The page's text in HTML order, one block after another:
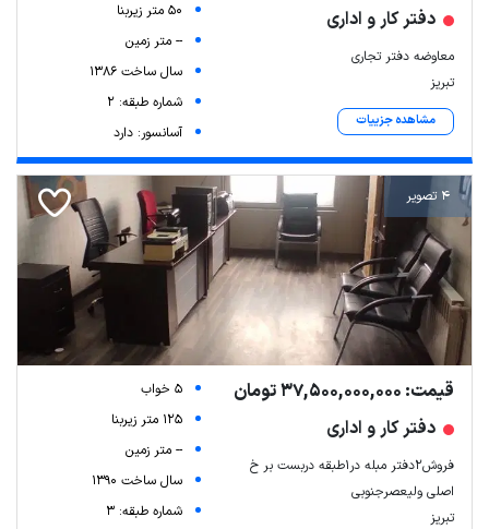
دفتر کار و اداری
معاوضه دفتر تجاری
تبریز
مشاهده جزییات
50 متر زیربنا
-- متر زمین
سال ساخت 1386
شماره طبقه: 2
آسانسور: دارد
4 تصویر
قیمت: 37,500,000,000 تومان
دفتر کار و اداری
فروش۲دفتر مبله در1طبقه دربست بر خ
اصلی ولیعصرجنوبی
تبریز
5 خواب
125 متر زیربنا
-- متر زمین
سال ساخت 1390
شماره طبقه: 3